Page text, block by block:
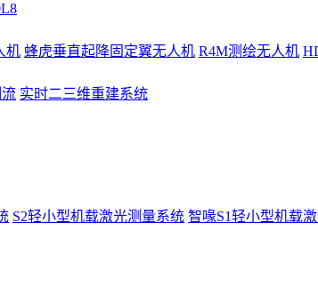
机 蜂虎垂直起降固定翼无人机 R4M测绘无人机
实时二三维重建系统
S2轻小型机载激光测量系统 智喙S1轻小型机载